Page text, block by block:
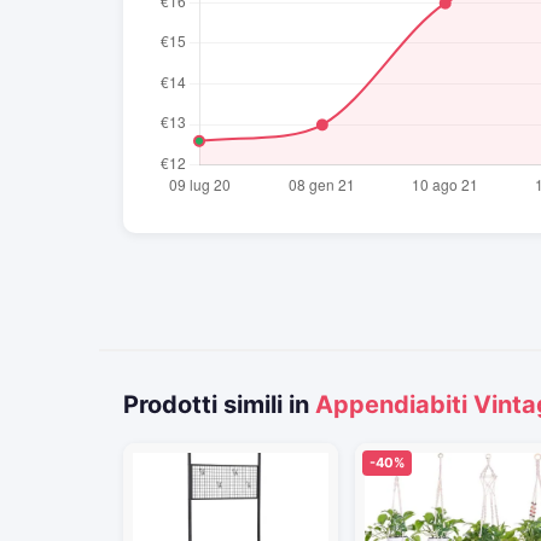
Prodotti simili in Appendiabiti
-40%